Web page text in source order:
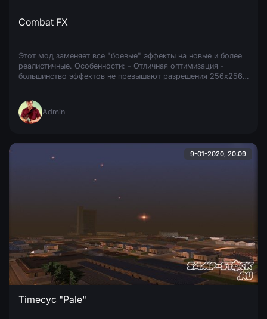
Combat FX
Этот мод заменяет все "боевые" эффекты на новые и более
реалистичные. Особенности: - Отличная оптимизация -
большинство эффектов не превышают разрешения 256х256,
Admin
9-01-2020, 20:09
Timecyc "Pale"